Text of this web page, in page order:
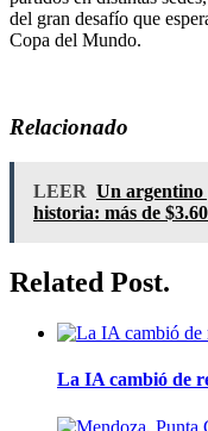
del gran desafío que
Copa del Mundo.
Relacionado
LEER Un argentino
historia: más de
Related Post.
La IA cambió de